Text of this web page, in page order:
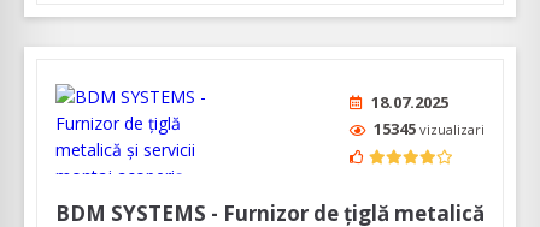
18.07.2025
15345 vizualizari
BDM SYSTEMS - Furnizor de țiglă metalică